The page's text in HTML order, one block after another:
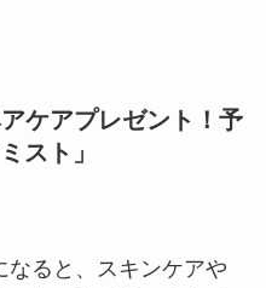
ケアプレゼント！予
スト」
ると、スキンケアや